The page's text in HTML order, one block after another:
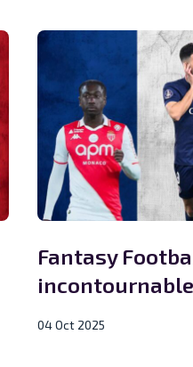
Fantasy
04 Oct 2025